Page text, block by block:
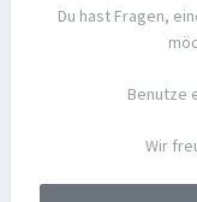
Du hast Fragen,
Benutze
Wir